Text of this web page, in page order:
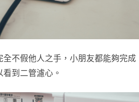
全不假他人之手，小朋友都能夠完成
到二管濾心。